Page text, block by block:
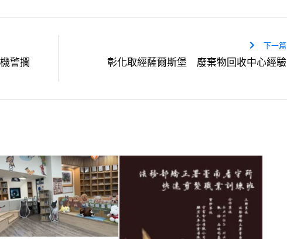
警攔
下一篇
彰化取經薩爾斯堡 廢棄物回收中心經驗